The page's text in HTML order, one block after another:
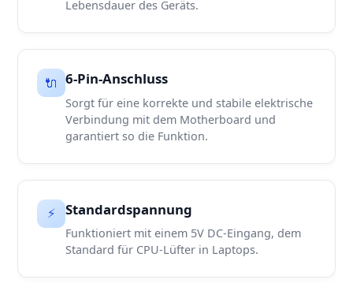
Lebensdauer des Geräts.
🔌 6-Pin-Anschluss
Sorgt für eine korrekte und stabile elektrische
Verbindung mit dem Motherboard und
garantiert so die Funktion.
⚡ Standardspannung
Funktioniert mit einem 5V DC-Eingang, dem
Standard für CPU-Lüfter in Laptops.